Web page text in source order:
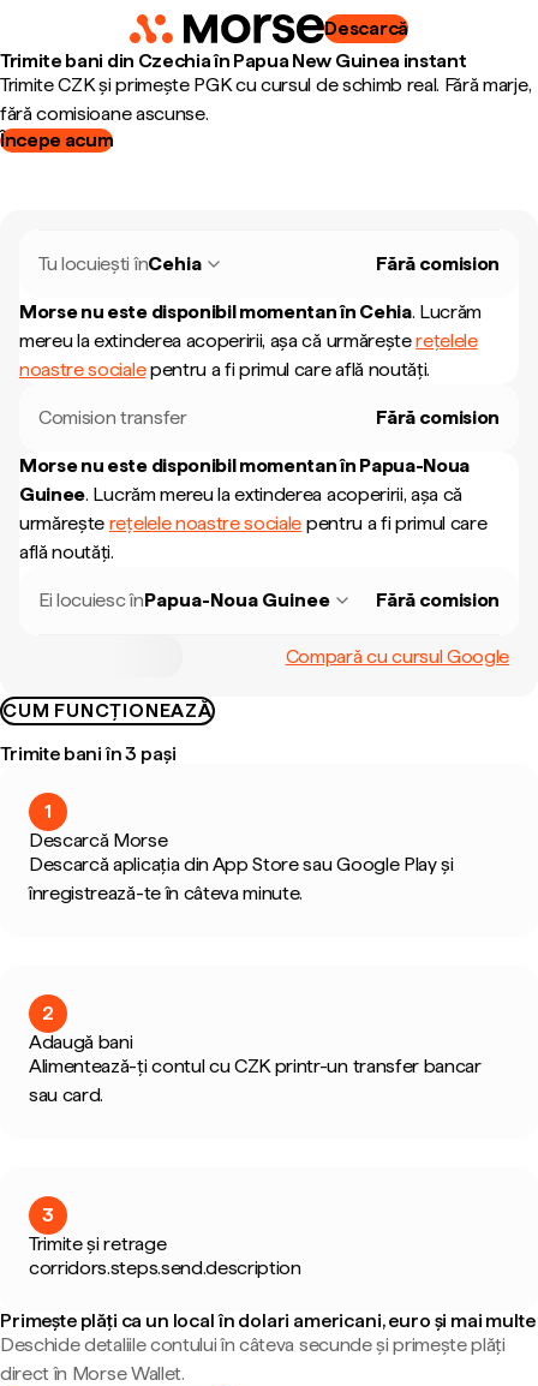
Descarcă
Trimite bani din Czechia în Papua New Guinea instant
Trimite CZK și primește PGK cu cursul de schimb real. Fără marje,
fără comisioane ascunse.
Începe acum
Tu locuiești înCehia Fără comision
Morse nu este disponibil momentan în Cehia. Lucrăm
mereu la extinderea acoperirii, așa că urmăreșterețelele
noastre socialepentru a fi primul care află noutăți.
Comision transfer Fără comision
Morse nu este disponibil momentan în Papua-Noua
Guinee. Lucrăm mereu la extinderea acoperirii, așa că
urmărește rețelele noastre sociale pentru a fi primul care
află noutăți.
Ei locuiesc înPapua-Noua Guinee Fără comision
Compară cu cursul Google
CUM FUNCȚIONEAZĂ
Trimite bani în 3 pași
1
Descarcă Morse
Descarcă aplicația din App Store sau Google Play și
înregistrează-te în câteva minute.
2
Adaugă bani
Alimentează-ți contul cu CZK printr-un transfer bancar
sau card.
3
Trimite și retrage
corridors.steps.send.description
Primește plăți ca un local în dolari americani, euro și mai multe
Deschide detaliile contului în câteva secunde și primește plăți
direct în Morse Wallet.